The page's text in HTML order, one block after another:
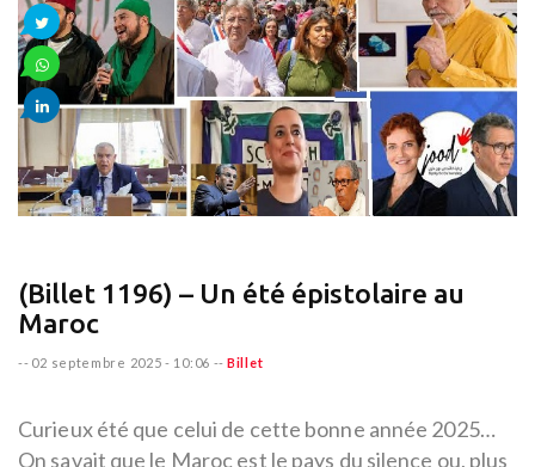
(Billet 1196) – Un été épistolaire au
Maroc
-- 02 septembre 2025 - 10:06 -- Billet
Curieux été que celui de cette bonne année 2025…
On savait que le Maroc est le pays du silence ou, plus